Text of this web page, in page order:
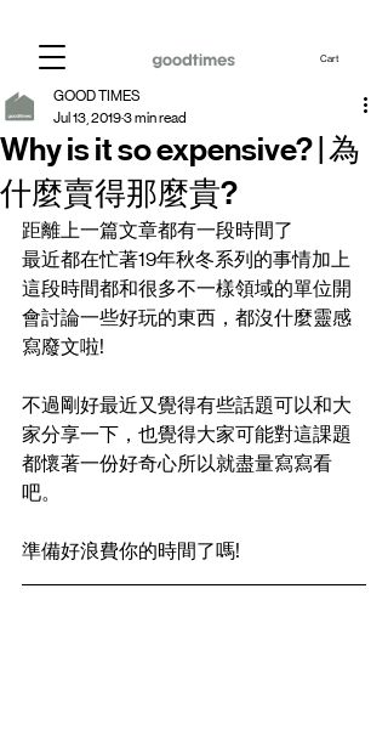
Cart
Why is it so expensive? | 為
什麼賣得那麼貴?
GOOD TIMES
Jul 13, 20193 min read
距離上一篇文章都有一段時間了
最近都在忙著19年秋冬系列的事情加上
這段時間都和很多不一樣領域的單位開
會討論一些好玩的東西，都沒什麼靈感
寫廢文啦!
不過剛好最近又覺得有些話題可以和大
家分享一下，也覺得大家可能對這課題
都懷著一份好奇心所以就盡量寫寫看
吧。
準備好浪費你的時間了嗎!